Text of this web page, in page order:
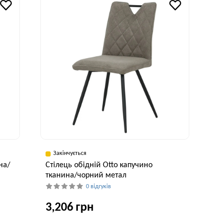
Закінчується
Cтілець обідній Otto капучино
тканина/чорний метал
0 відгуків
3,206 грн